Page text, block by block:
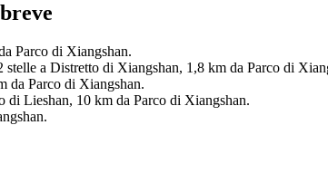
Parco di Xiangshan.
a Distretto di Xiangshan, 1,8 km da Parco di
da Parco di Xiangshan.
Lieshan, 10 km da Parco di Xiangshan.